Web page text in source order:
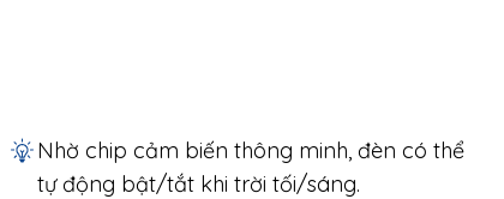
Nhờ chip cảm biến thông minh, đèn có thể
tự động bật/tắt khi trời tối/sáng.